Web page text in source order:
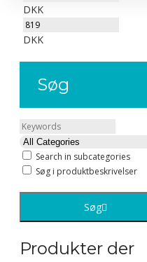
DKK
DKK
Søg
Search in subcategories
Søg i produktbeskrivelser
Søg
Produkter der